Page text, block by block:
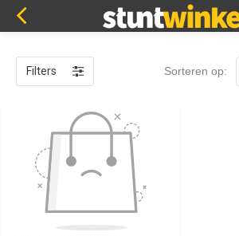
Filters Sorteren op: